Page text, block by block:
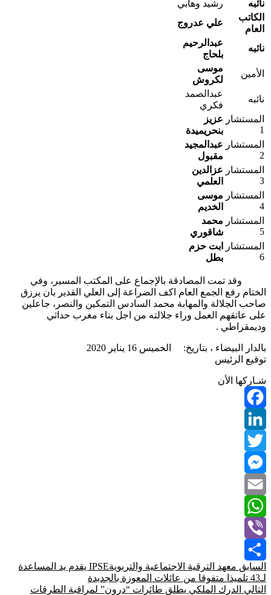
نائبه
رشيد وهابي
الكاتب
العام
علي عدروج
نائبه
عبدالرحيم
بلحاج
الأمين
موسى
لكروش
نائبه
عبدالصمد
فكري
المستشار
1
عزيز
بنحريميدة
المستشار
2
عبدالمجيد
مقبول
المستشار
3
عزالدين
العلمي
المستشار
4
موسى
الخديم
المستشار
5
محمد
شاقوري
المستشار
6
ابت حزم
بطل
وقد تمت المصادقة بالإجماع على المكتب المسير، وفي
الختام رفع الجمع العام اكف الضراعة إلى العلي القدير بان يرزق
صاحب الجلالة والمهابة محمد السادس التمكين والنصر، جاعلين
على عاتقهم العمل وراء جلالته من اجل بناء مغرب حداثي
وديمقراطي .
بالدار البيضاء ، بتاريخ: الخميس 16 يناير 2020
توقيع الرئيس
شـاركها الأن
Facebook
LinkedIn
Twitter
Messenger
Email
WhatsApp
Viber
Share
السابق
معهد الترقية الاجتماعية والتربويةIPSE يقدم يد المساعدة
لـ43 تلميذا متفوقا من عائلات المعوزة بالجديدة
التالي الدرك الملكي يطلق طائرات “درون” لمراقبة الطرقات